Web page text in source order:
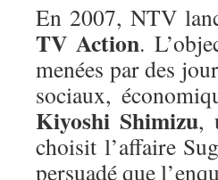
En 2007, NTV
TV Action.
menées par des
sociaux,
Kiyoshi Shimizu,
choisit l’affaire
persuadé que